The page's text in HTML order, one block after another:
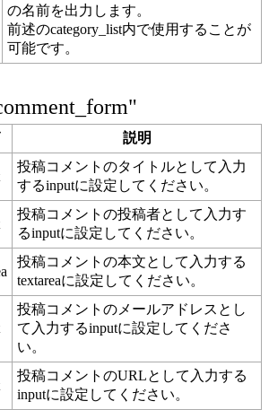
の名前を出力します。
前述のcategory_list内で使用することが
可能です。
説明
投稿コメントのタイトルとして入力
するinputに設定してください。
投稿コメントの投稿者として入力す
るinputに設定してください。
投稿コメントの本文として入力する
textareaに設定してください。
投稿コメントのメールアドレスとし
て入力するinputに設定してくださ
い。
投稿コメントのURLとして入力する
inputに設定してください。